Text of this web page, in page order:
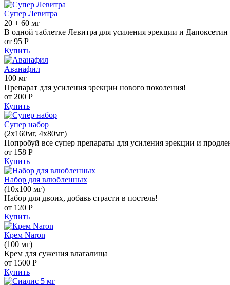
Супер Левитра
20 + 60 мг
В одной таблетке Левитра для усиления эрекции и
от 95 Р
Купить
Аванафил
100 мг
Препарат для усиления эрекции нового поколения!
от 200 Р
Купить
Супер набор
(2х160мг, 4х80мг)
Попробуй все супер препараты для усиления эрекции и
от 158 Р
Купить
Набор для влюбленных
(10х100 мг)
Набор для двоих, добавь страсти в постель!
от 120 Р
Купить
Крем Naron
(100 мг)
Крем для сужения влагалища
от 1500 Р
Купить